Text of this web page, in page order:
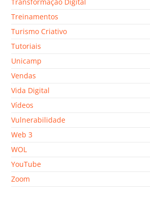
Treinamentos
Turismo Criativo
Tutoriais
Unicamp
Vendas
Vida Digital
Vídeos
Vulnerabilidade
Web 3
WOL
YouTube
Zoom